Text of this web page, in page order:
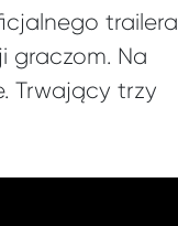
trailera
graczom. Na
Trwający trzy